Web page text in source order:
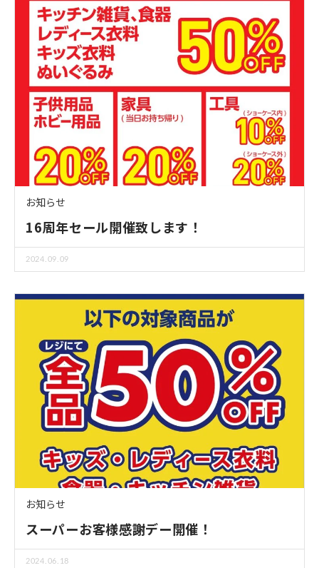
お知らせ
16周年セール開催致します！
2024.09.09
お知らせ
スーパーお客様感謝デー開催！
2024.06.18